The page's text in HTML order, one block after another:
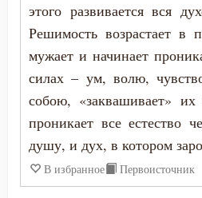
Блуд
Богатство
Богопознание
Богородица
этого развивается вся
Решимость возрастает в
мужает и начинает
силах – ум, волю,
собою, «заквашивает»
проникает все естество
душу, и дух, в котором
В избранное Первоисточник